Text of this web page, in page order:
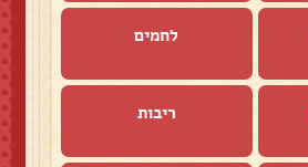
לחמים
ריבות